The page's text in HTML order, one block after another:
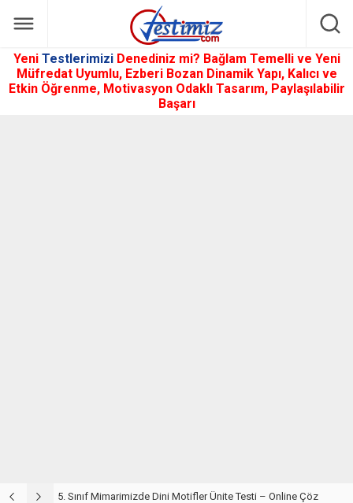
Yeni Testlerimizi Denediniz mi? Bağlam Temelli ve Yeni
Müfredat Uyumlu, Ezberi Bozan Dinamik Yapı, Kalıcı ve
Etkin Öğrenme, Motivasyon Odaklı Tasarım, Paylaşılabilir
Başarı
5. Sınıf Mimarimizde Dini Motifler Ünite Testi – Online Çöz